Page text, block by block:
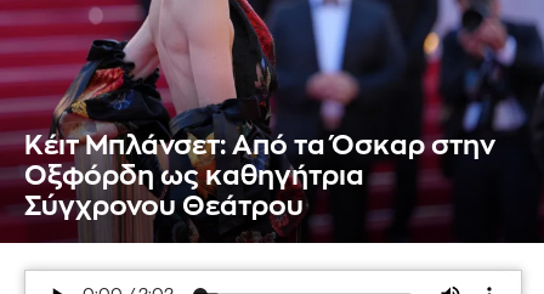
Κέιτ Μπλάνσετ: Από τα Όσκαρ στην
Οξφόρδη ως καθηγήτρια
Σύγχρονου Θεάτρου